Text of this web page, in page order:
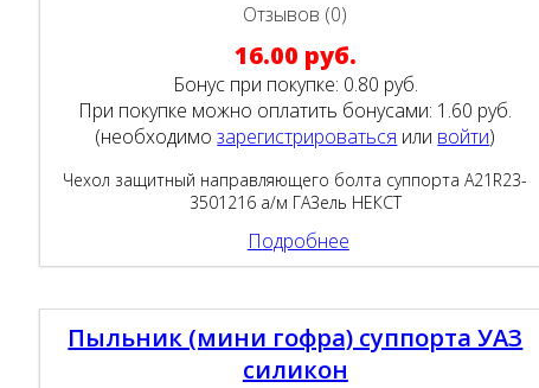
Отзывов (0)
16.00 руб.
Бонус при покупке: 0.80 руб.
При покупке можно оплатить бонусами: 1.60 руб.
(необходимозарегистрироваться или войти)
Чехол защитный направляющего болта суппорта A21R23-
3501216 а/м ГАЗель НЕКСТ
Подробнее
Пыльник (мини гофра) суппорта УАЗ
силикон